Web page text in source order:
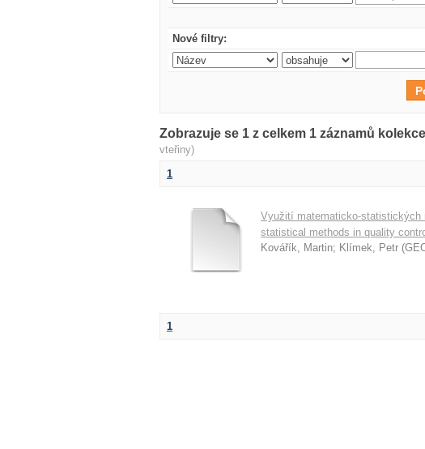
Nové filtry:
Zobrazuje se 1 z celkem 1 záznamů
vteřiny)
1
Využití matematicko-statistických
statistical methods in quality
Kovářík, Martin; Klímek, Petr (
1